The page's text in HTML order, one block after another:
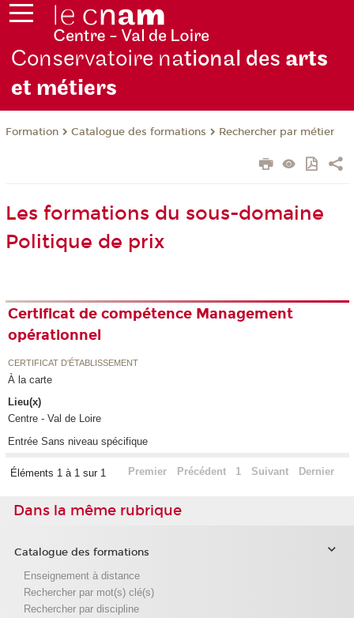
Conservatoire national des arts
et métiers
Formation Catalogue des formations Rechercher par métier
Les formations du sous-domaine
Politique de prix
Certificat de compétence Management
opérationnel
CERTIFICAT D'ÉTABLISSEMENT
À la carte
Lieu(x)
Centre - Val de Loire
Entrée Sans niveau spécifique
Éléments 1 à 1 sur 1 Premier Précédent 1 Suivant Dernier
Dans la même rubrique
Catalogue des formations
Enseignement à distance
Rechercher par mot(s) clé(s)
Rechercher par discipline